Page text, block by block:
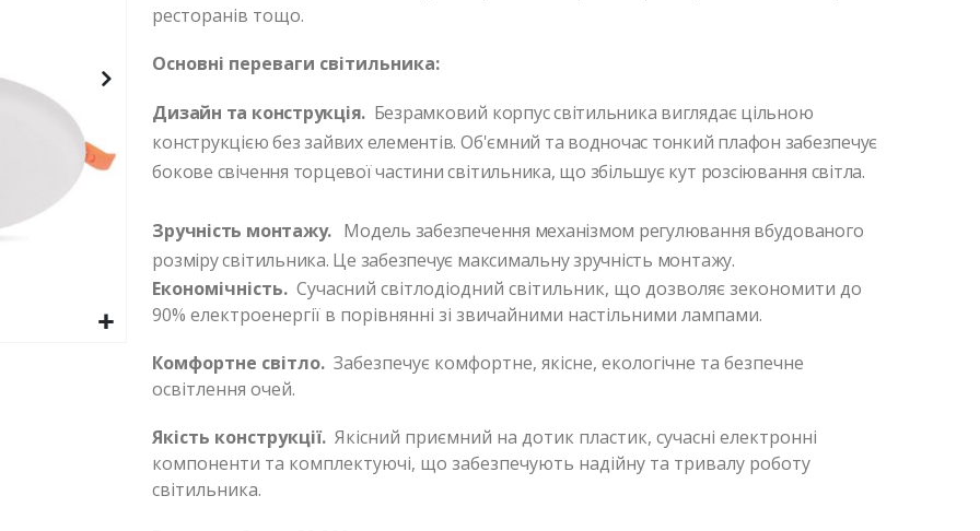
ресторанів тощо.
Основні переваги світильника:
Дизайн та конструкція. Безрамковий корпус світильника виглядає цільною
конструкцією без зайвих елементів. Об'ємний та водночас тонкий плафон забезпечує
бокове свічення торцевої частини світильника, що збільшує кут розсіювання світла.
Зручність монтажу. Модель забезпечення механізмом регулювання вбудованого
розміру світильника. Це забезпечує максимальну зручність монтажу.
Економічність. Сучасний світлодіодний світильник, що дозволяє зекономити до
90% електроенергії в порівнянні зі звичайними настільними лампами.
Комфортне світло. Забезпечує комфортне, якісне, екологічне та безпечне
освітлення очей.
Якість конструкції. Якісний приємний на дотик пластик, сучасні електронні
компоненти та комплектуючі, що забезпечують надійну та тривалу роботу
світильника.